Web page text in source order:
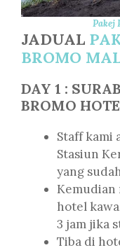
Pakej
JADUAL
BROMO
DAY 1 :
BROMO
Staff kami
Stasiun
yang
Kemudian
hotel
3 jam jika
Tiba di